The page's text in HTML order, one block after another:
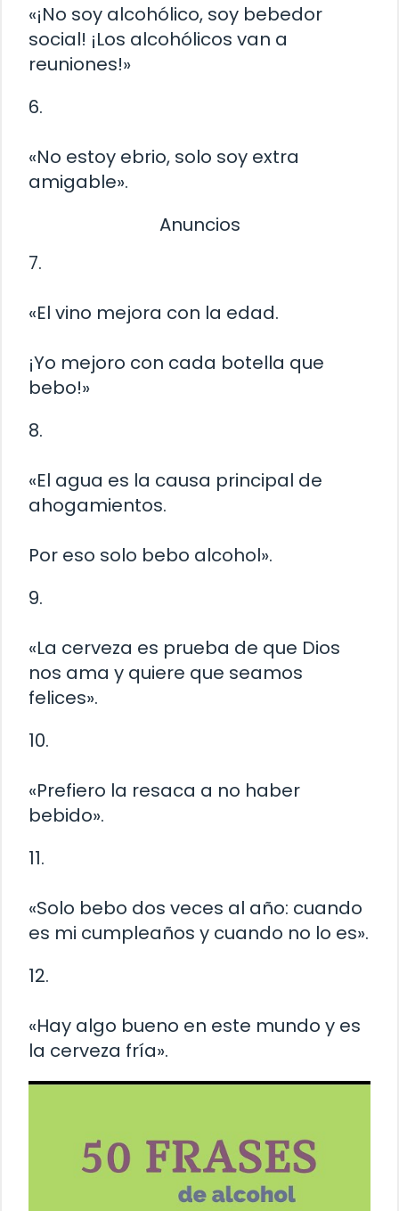
«¡No soy alcohólico, soy bebedor
social! ¡Los alcohólicos van a
reuniones!»
6.
«No estoy ebrio, solo soy extra
amigable».
Anuncios
7.
«El vino mejora con la edad.
¡Yo mejoro con cada botella que
bebo!»
8.
«El agua es la causa principal de
ahogamientos.
Por eso solo bebo alcohol».
9.
«La cerveza es prueba de que Dios
nos ama y quiere que seamos
felices».
10.
«Prefiero la resaca a no haber
bebido».
11.
«Solo bebo dos veces al año: cuando
es mi cumpleaños y cuando no lo es».
12.
«Hay algo bueno en este mundo y es
la cerveza fría».